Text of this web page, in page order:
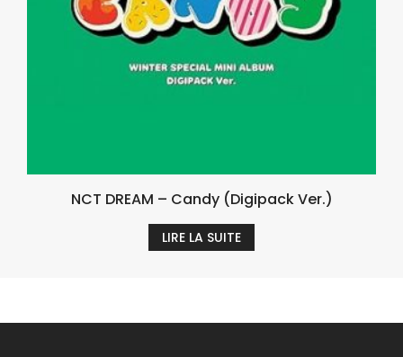
NCT DREAM – Candy (Digipack Ver.)
LIRE LA SUITE